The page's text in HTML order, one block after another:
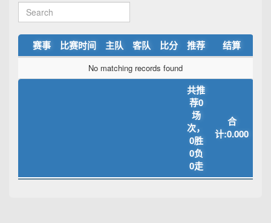
赛事 比赛时间 主队 客队 比分 推荐 结算
No matching records found
共推
荐0
场
次，
0胜
0负
0走
合
计:0.000